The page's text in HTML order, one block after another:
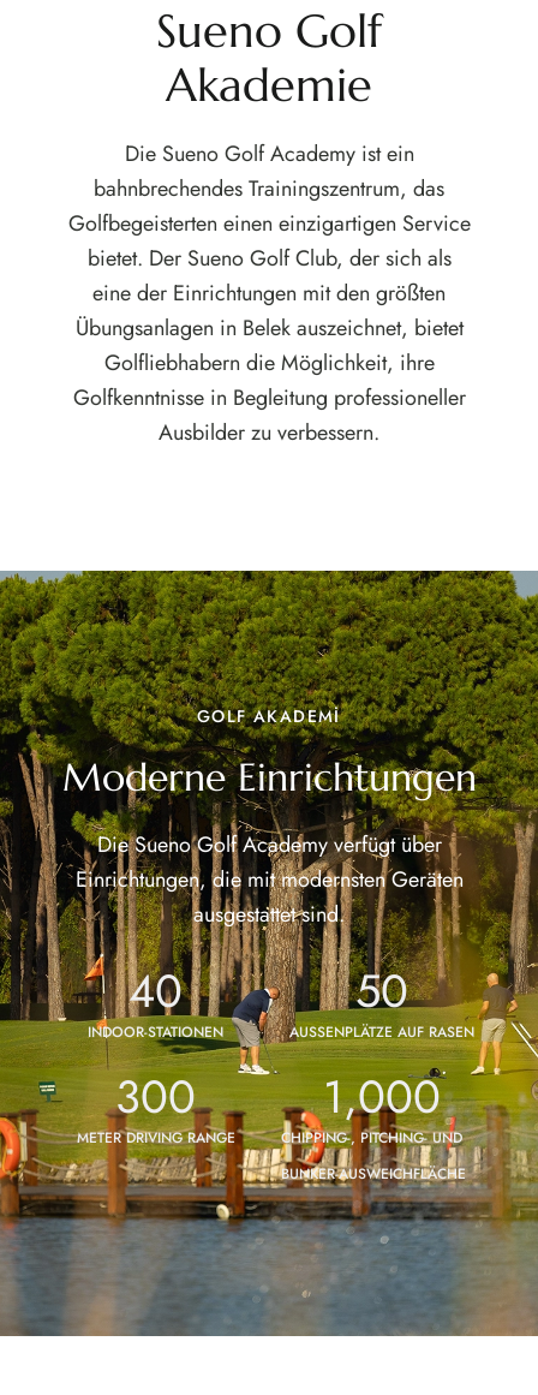
Sueno Golf
Akademie
Die Sueno Golf Academy ist ein
bahnbrechendes Trainingszentrum, das
Golfbegeisterten einen einzigartigen Service
bietet. Der Sueno Golf Club, der sich als
eine der Einrichtungen mit den größten
Übungsanlagen in Belek auszeichnet, bietet
Golfliebhabern die Möglichkeit, ihre
Golfkenntnisse in Begleitung professioneller
Ausbilder zu verbessern.
GOLF AKADEMİ
Moderne Einrichtungen
Die Sueno Golf Academy verfügt über
Einrichtungen, die mit modernsten Geräten
ausgestattet sind.
INDOOR-STATIONEN
40
AUSSENPLÄTZE AUF RASEN
50
METER DRIVING RANGE
300
CHIPPING-, PITCHING- UND
BUNKER-AUSWEICHFLÄCHE
1,000